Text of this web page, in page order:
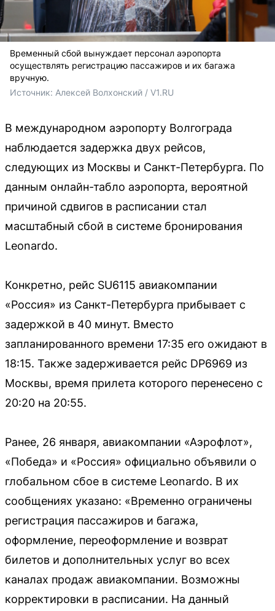
Временный сбой вынуждает персонал аэропорта
осуществлять регистрацию пассажиров и их багажа
вручную.
Источник: Алексей Волхонский / V1.RU
В международном аэропорту Волгограда
наблюдается задержка двух рейсов,
следующих из Москвы и Санкт-Петербурга. По
данным онлайн-табло аэропорта, вероятной
причиной сдвигов в расписании стал
масштабный сбой в системе бронирования
Leonardo.
Конкретно, рейс SU6115 авиакомпании
«Россия» из Санкт-Петербурга прибывает с
задержкой в 40 минут. Вместо
запланированного времени 17:35 его ожидают в
18:15. Также задерживается рейс DP6969 из
Москвы, время прилета которого перенесено с
20:20 на 20:55.
Ранее, 26 января, авиакомпании «Аэрофлот»,
«Победа» и «Россия» официально объявили о
глобальном сбое в системе Leonardo. В их
сообщениях указано: «Временно ограничены
регистрация пассажиров и багажа,
оформление, переоформление и возврат
билетов и дополнительных услуг во всех
каналах продаж авиакомпании. Возможны
корректировки в расписании. На данный